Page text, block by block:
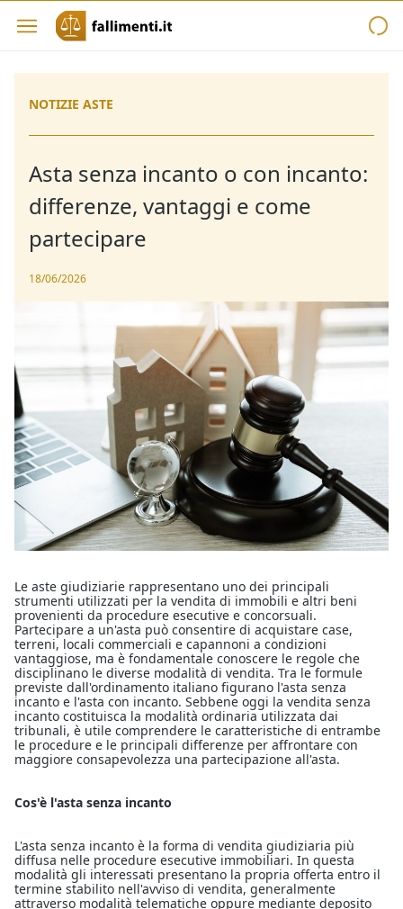
NOTIZIE ASTE
Asta senza incanto o con incanto:
differenze, vantaggi e come
partecipare
18/06/2026
Le aste giudiziarie rappresentano uno dei principali
strumenti utilizzati per la vendita di immobili e altri beni
provenienti da procedure esecutive e concorsuali.
Partecipare a un'asta può consentire di acquistare case,
terreni, locali commerciali e capannoni a condizioni
vantaggiose, ma è fondamentale conoscere le regole che
disciplinano le diverse modalità di vendita. Tra le formule
previste dall'ordinamento italiano figurano l'asta senza
incanto e l'asta con incanto. Sebbene oggi la vendita senza
incanto costituisca la modalità ordinaria utilizzata dai
tribunali, è utile comprendere le caratteristiche di entrambe
le procedure e le principali differenze per affrontare con
maggiore consapevolezza una partecipazione all'asta.
Cos'è l'asta senza incanto
L'asta senza incanto è la forma di vendita giudiziaria più
diffusa nelle procedure esecutive immobiliari. In questa
modalità gli interessati presentano la propria offerta entro il
termine stabilito nell'avviso di vendita, generalmente
attraverso modalità telematiche oppure mediante deposito